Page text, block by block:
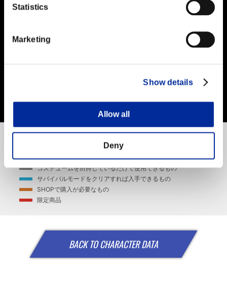
Statistics
Marketing
Show details
Allow all
Deny
PlayStation®Store/Steamで購入できます
コスチュームを所持しているだけで使用できるもの
サバイバルモードをクリアすれば入手できるもの
SHOPで購入が必要なもの
限定商品
BACK TO CHARACTER DATA